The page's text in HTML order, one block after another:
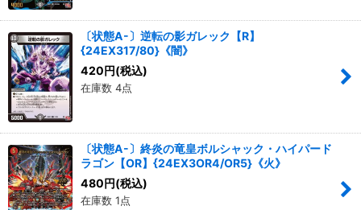
〔状態A-〕逆転の影ガレック【R】
{24EX317/80}《闇》
420 円(税込)
在庫数 4点
〔状態A-〕終炎の竜皇ボルシャック・ハイパード
ラゴン【OR】{24EX3OR4/OR5}《火》
480 円(税込)
在庫数 1点